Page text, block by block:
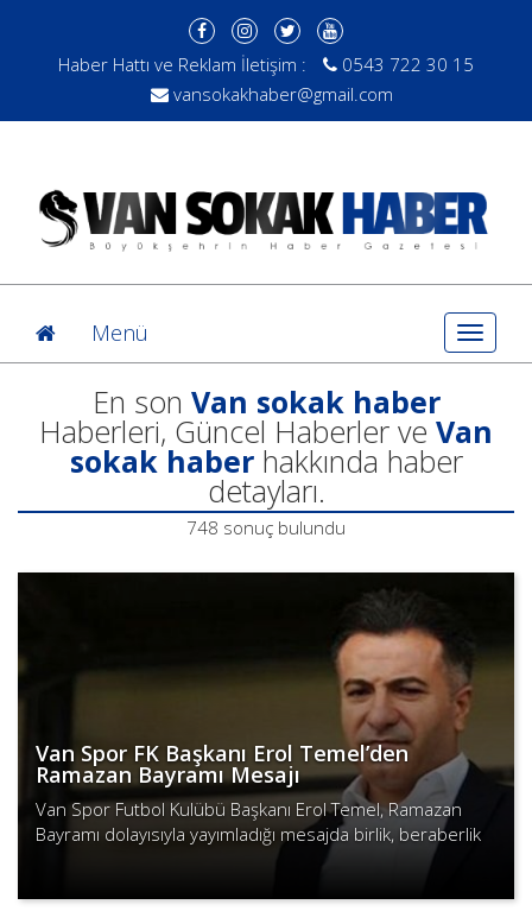
Haber Hattı ve Reklam İletişim :
0543 722 30 15
vansokakhaber@gmail.com
Toggle
Menü
En son Van sokak haber
Haberleri, Güncel Haberler ve Van
sokak haber hakkında haber
detayları.
748 sonuç bulundu
Van Spor FK Başkanı Erol Temel’den
Ramazan Bayramı Mesajı
Van Spor Futbol Kulübü Başkanı Erol Temel, Ramazan
Bayramı dolayısıyla yayımladığı mesajda birlik, beraberlik